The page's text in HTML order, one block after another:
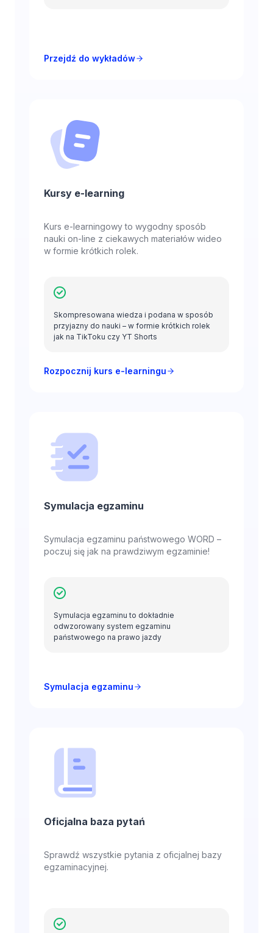
Przejdź do wykładów
Kursy e-learning
Kurs e-learningowy to wygodny sposób
nauki on-line z ciekawych materiałów wideo
w formie krótkich rolek.
Skompresowana wiedza i podana w sposób
przyjazny do nauki – w formie krótkich rolek
jak na TikToku czy YT Shorts
Rozpocznij kurs e-learningu
Symulacja egzaminu
Symulacja egzaminu państwowego WORD –
poczuj się jak na prawdziwym egzaminie!
Symulacja egzaminu to dokładnie
odwzorowany system egzaminu
państwowego na prawo jazdy
Symulacja egzaminu
Oficjalna baza pytań
Sprawdź wszystkie pytania z oficjalnej bazy
egzaminacyjnej.